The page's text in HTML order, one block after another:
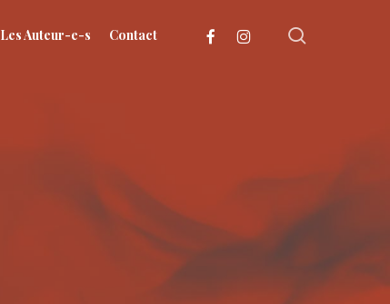
Les Auteur-e-s Contact facebookinstagram